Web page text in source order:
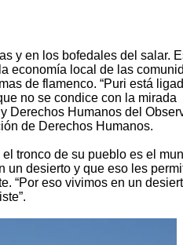
y en los bofedales del salar.
economía local de las
de flamenco. “Puri está
no se condice con la mirada
Derechos Humanos del
de Derechos Humanos.
tronco de su pueblo es el
un desierto y que eso les
“Por eso vivimos en un